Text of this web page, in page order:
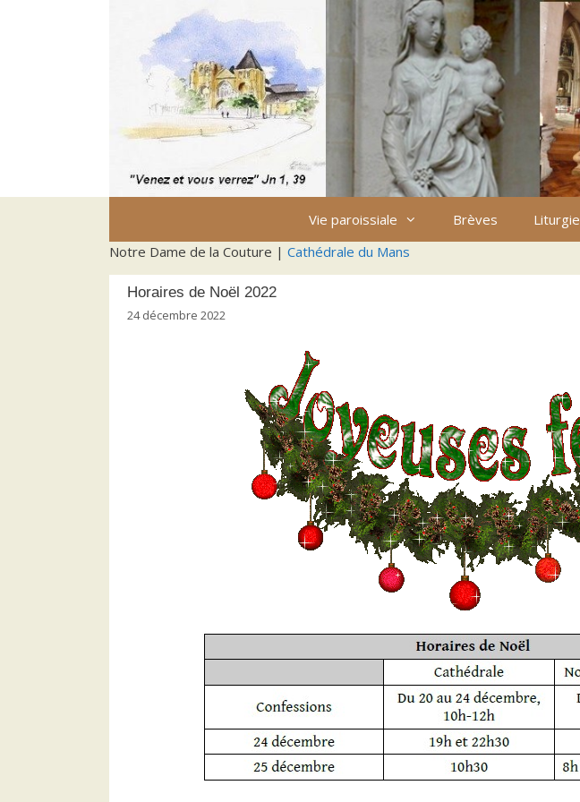
Vie paroissiale Brèves Liturgie
Notre Dame de la Couture | Cathédrale du Mans
Horaires de Noël 2022
24 décembre 2022